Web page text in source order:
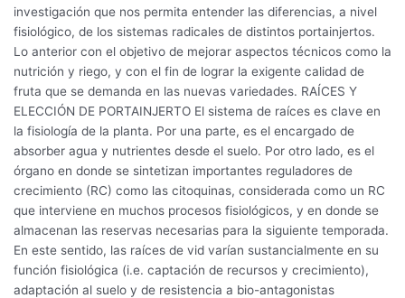
investigación que nos permita entender las diferencias, a nivel
fisiológico, de los sistemas radicales de distintos portainjertos.
Lo anterior con el objetivo de mejorar aspectos técnicos como la
nutrición y riego, y con el fin de lograr la exigente calidad de
fruta que se demanda en las nuevas variedades. RAÍCES Y
ELECCIÓN DE PORTAINJERTO El sistema de raíces es clave en
la fisiología de la planta. Por una parte, es el encargado de
absorber agua y nutrientes desde el suelo. Por otro lado, es el
órgano en donde se sintetizan importantes reguladores de
crecimiento (RC) como las citoquinas, considerada como un RC
que interviene en muchos procesos fisiológicos, y en donde se
almacenan las reservas necesarias para la siguiente temporada.
En este sentido, las raíces de vid varían sustancialmente en su
función fisiológica (i.e. captación de recursos y crecimiento),
adaptación al suelo y de resistencia a bio-antagonistas